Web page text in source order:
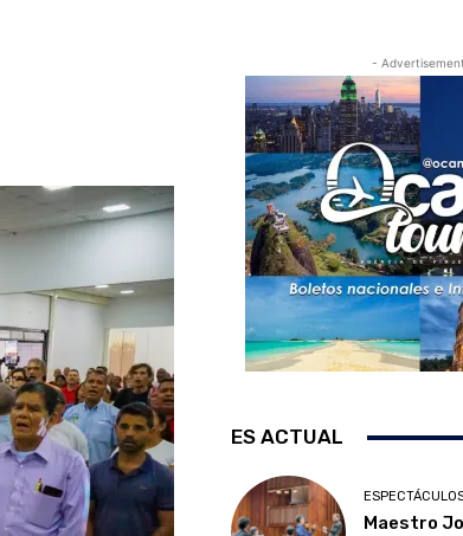
-
ES ACTUAL
Maestro